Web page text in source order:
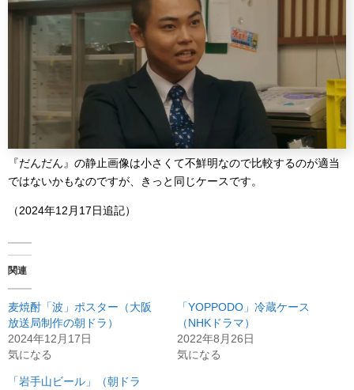
『だんだん』の静止画像は小さくて不鮮明なので比較するのが適当
ではないかもなのですが、きっと同じケースです。
（2024年12月17日追記）
関連
麦焼酎「波」ポスター（大阪
放送局制作の朝ドラ）
2024年12月17日
気になる
「YOPPODO」冷蔵ケース
（NHKドラマ）
2022年8月26日
気になる
「岩手山ビール」（朝ドラ